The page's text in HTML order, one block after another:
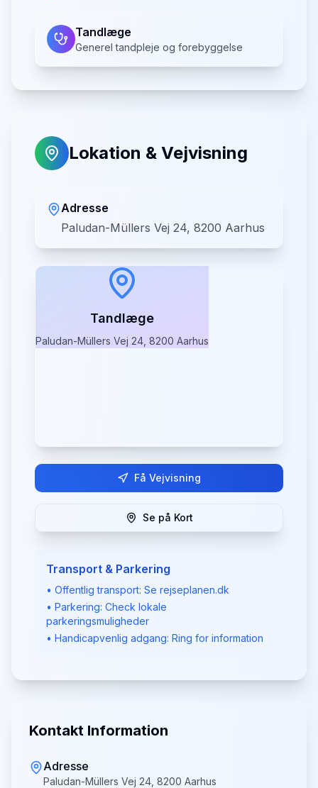
Tandlæge
Generel tandpleje og forebyggelse
Lokation & Vejvisning
Adresse
Paludan-Müllers Vej 24, 8200 Aarhus
Tandlæge
Paludan-Müllers Vej 24, 8200 Aarhus
Få Vejvisning
Se på Kort
Transport & Parkering
• Offentlig transport: Se rejseplanen.dk
• Parkering: Check lokale
parkeringsmuligheder
• Handicapvenlig adgang: Ring for information
Kontakt Information
Adresse
Paludan-Müllers Vej 24, 8200 Aarhus